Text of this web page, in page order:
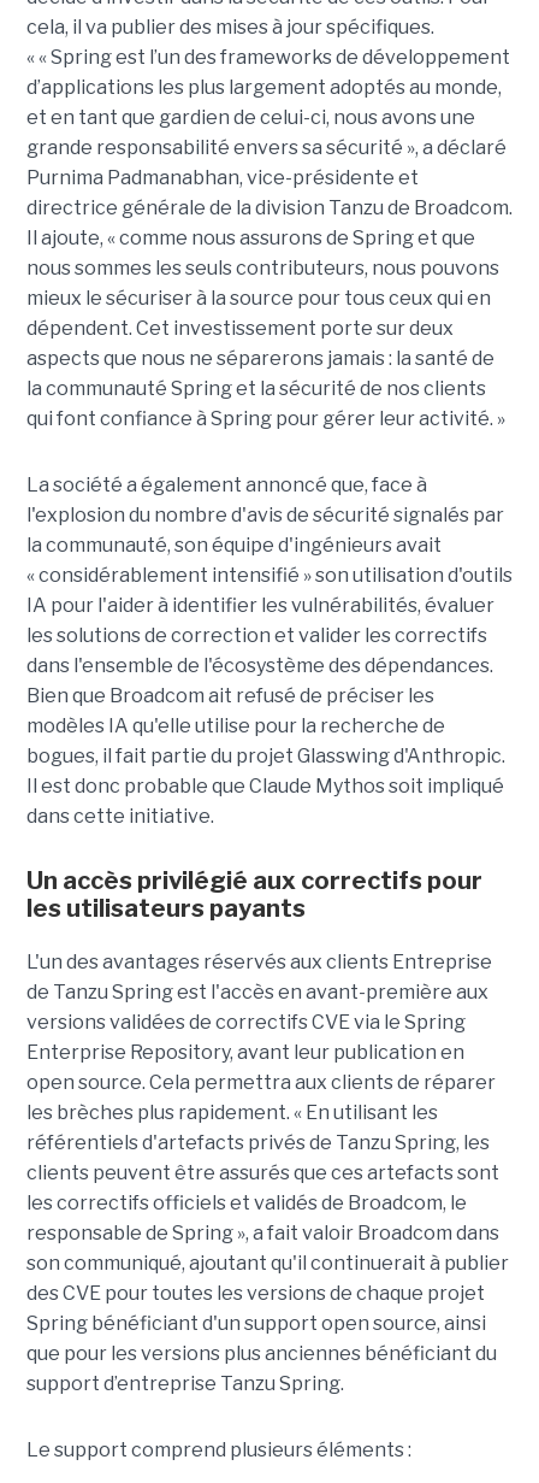
cela, il va publier des mises à jour spécifiques.
« « Spring est l’un des frameworks de développement
d’applications les plus largement adoptés au monde,
et en tant que gardien de celui-ci, nous avons une
grande responsabilité envers sa sécurité », a déclaré
Purnima Padmanabhan, vice-présidente et
directrice générale de la division Tanzu de Broadcom.
Il ajoute, « comme nous assurons de Spring et que
nous sommes les seuls contributeurs, nous pouvons
mieux le sécuriser à la source pour tous ceux qui en
dépendent. Cet investissement porte sur deux
aspects que nous ne séparerons jamais : la santé de
la communauté Spring et la sécurité de nos clients
qui font confiance à Spring pour gérer leur activité. »
La société a également annoncé que, face à
l'explosion du nombre d'avis de sécurité signalés par
la communauté, son équipe d'ingénieurs avait
« considérablement intensifié » son utilisation d'outils
IA pour l'aider à identifier les vulnérabilités, évaluer
les solutions de correction et valider les correctifs
dans l'ensemble de l'écosystème des dépendances.
Bien que Broadcom ait refusé de préciser les
modèles IA qu'elle utilise pour la recherche de
bogues, il fait partie du projet Glasswing d'Anthropic.
Il est donc probable que Claude Mythos soit impliqué
dans cette initiative.
Un accès privilégié aux correctifs pour
les utilisateurs payants
L'un des avantages réservés aux clients Entreprise
de Tanzu Spring est l'accès en avant-première aux
versions validées de correctifs CVE via le Spring
Enterprise Repository, avant leur publication en
open source. Cela permettra aux clients de réparer
les brèches plus rapidement. « En utilisant les
référentiels d'artefacts privés de Tanzu Spring, les
clients peuvent être assurés que ces artefacts sont
les correctifs officiels et validés de Broadcom, le
responsable de Spring », a fait valoir Broadcom dans
son communiqué, ajoutant qu'il continuerait à publier
des CVE pour toutes les versions de chaque projet
Spring bénéficiant d'un support open source, ainsi
que pour les versions plus anciennes bénéficiant du
support d’entreprise Tanzu Spring.
Le support comprend plusieurs éléments :